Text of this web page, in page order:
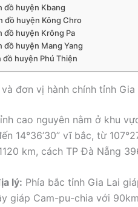
đồ huyện Kbang
đồ huyện Kông Chro
đồ huyện Krông Pa
đồ huyện Mang Yang
đồ huyện Phú Thiện
đơn vị hành chính tỉnh Gia
cao nguyên nằm ở khu
14°36’30” vĩ bắc, từ
km, cách TP Đà Nẵng
lý: Phía bắc tỉnh Gia Lai
giáp Cam-pu-chia với